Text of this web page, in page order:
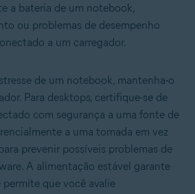
a bateria de um notebook,
ou problemas de desempenho
a um carregador.
de um notebook, mantenha-o
Para desktops, certifique-se de
com segurança a uma fonte de
a uma tomada em vez
prevenir possíveis problemas de
A alimentação estável garante
que você avalie